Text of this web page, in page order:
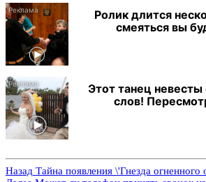
Ролик длится
смеяться вы
Этот танец невесты
слов!
Назад Тайна появления \'Гнезда огненного